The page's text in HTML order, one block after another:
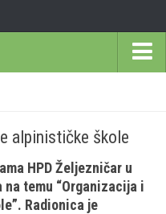
Željezničar 2025
2026.
alpinističke škole
HPD Željezničar u
temu “Organizacija i
Radionica je